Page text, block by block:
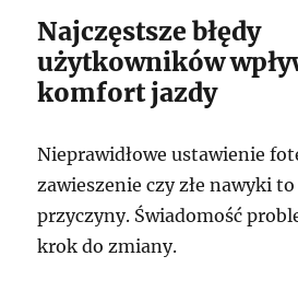
Najczęstsze błędy
użytkowników
komfort jazdy
Nieprawidłowe ustawienie
zawieszenie czy złe nawyki to
przyczyny. Świadomość
krok do zmiany.